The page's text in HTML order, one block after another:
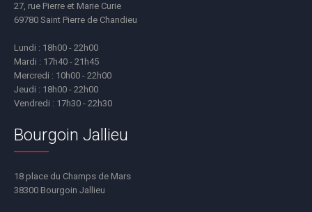
27, rue Pierre et Marie Curie
69780 Saint Pierre de Chandieu
Lundi : 18h00 - 22h00
Mardi : 17h40 - 21h45
Mercredi : 10h00 - 22h00
Jeudi : 18h00 - 22h00
Vendredi : 17h30 - 22h30
Bourgoin Jallieu
18 place du Champs de Mars
38300 Bourgoin Jallieu